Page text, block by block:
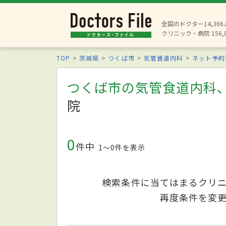
全国のドクター14,366
クリニック・病院
TOP 茨城県 つくば市 気管食道内科 ネット予
つくば市の気管食道内科
院
0件中 1〜0件を表示
検索条件に当てはまるクリ
再度条件を変